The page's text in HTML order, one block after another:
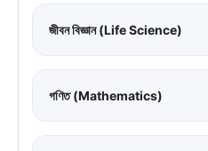
জীবন বিজ্ঞান (Life Science)
গণিত (Mathematics)